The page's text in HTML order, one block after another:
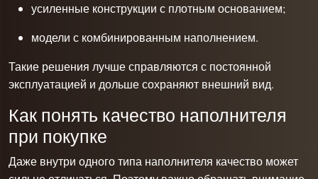
усиленные конструкции с плотным основанием;
модели с комбинированным наполнением.
Такие решения лучше справляются с постоянной
эксплуатацией и дольше сохраняют внешний вид.
Как понять качество наполнителя
при покупке
Даже внутри одного типа наполнителя качество может